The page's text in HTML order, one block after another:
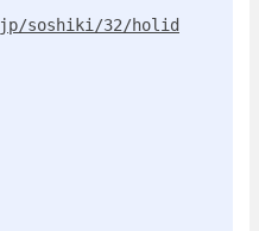
soshiki/32/holid